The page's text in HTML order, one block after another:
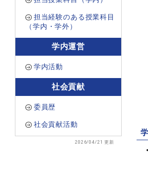
担当経験のある授業科目
（学内・学外）
学内運営
学内活動
社会貢献
委員歴
社会貢献活動
2026/04/21 更新